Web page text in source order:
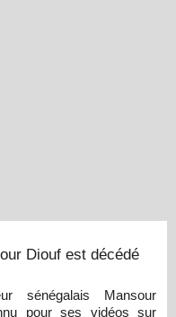
Diouf est décédé
sénégalais Mansour
pour ses vidéos sur